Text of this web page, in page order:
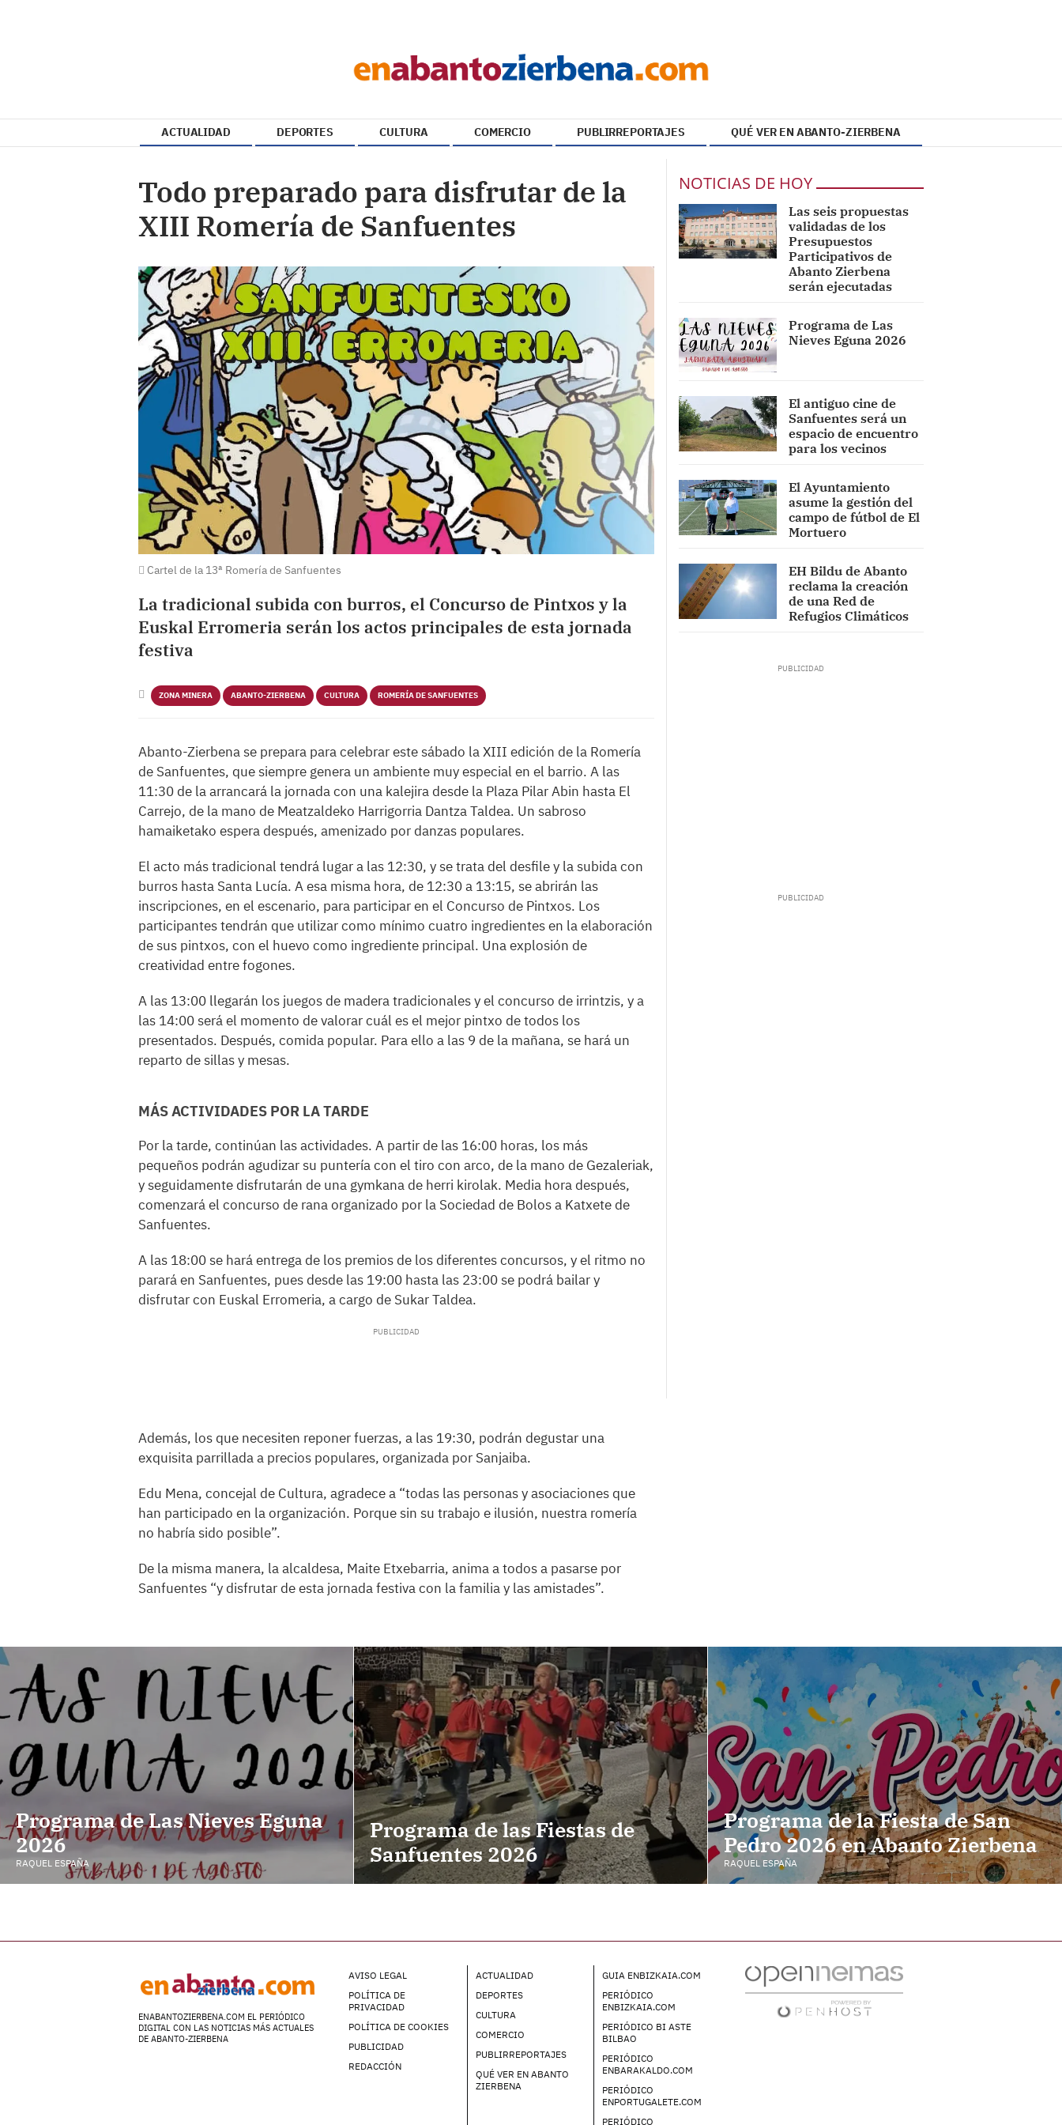
ACTUALIDAD DEPORTES CULTURA COMERCIO PUBLIRREPORTAJES QUÉ VER EN ABANTO-ZIERBENA
Todo preparado para disfrutar de la
XIII Romería de Sanfuentes
Cartel de la 13ª Romería de Sanfuentes
La tradicional subida con burros, el Concurso de Pintxos y la
Euskal Erromeria serán los actos principales de esta jornada
festiva
ZONA MINERA ABANTO-ZIERBENA CULTURA ROMERÍA DE SANFUENTES
Abanto-Zierbena se prepara para celebrar este sábado la XIII edición de la Romería
de Sanfuentes, que siempre genera un ambiente muy especial en el barrio. A las
11:30 de la arrancará la jornada con una kalejira desde la Plaza Pilar Abin hasta El
Carrejo, de la mano de Meatzaldeko Harrigorria Dantza Taldea. Un sabroso
hamaiketako espera después, amenizado por danzas populares.
El acto más tradicional tendrá lugar a las 12:30, y se trata del desfile y la subida con
burros hasta Santa Lucía. A esa misma hora, de 12:30 a 13:15, se abrirán las
inscripciones, en el escenario, para participar en el Concurso de Pintxos. Los
participantes tendrán que utilizar como mínimo cuatro ingredientes en la elaboración
de sus pintxos, con el huevo como ingrediente principal. Una explosión de
creatividad entre fogones.
A las 13:00 llegarán los juegos de madera tradicionales y el concurso de irrintzis, y a
las 14:00 será el momento de valorar cuál es el mejor pintxo de todos los
presentados. Después, comida popular. Para ello a las 9 de la mañana, se hará un
reparto de sillas y mesas.
MÁS ACTIVIDADES POR LA TARDE
Por la tarde, continúan las actividades. A partir de las 16:00 horas, los más
pequeños podrán agudizar su puntería con el tiro con arco, de la mano de Gezaleriak,
y seguidamente disfrutarán de una gymkana de herri kirolak. Media hora después,
comenzará el concurso de rana organizado por la Sociedad de Bolos a Katxete de
Sanfuentes.
A las 18:00 se hará entrega de los premios de los diferentes concursos, y el ritmo no
parará en Sanfuentes, pues desde las 19:00 hasta las 23:00 se podrá bailar y
disfrutar con Euskal Erromeria, a cargo de Sukar Taldea.
Además, los que necesiten reponer fuerzas, a las 19:30, podrán degustar una
exquisita parrillada a precios populares, organizada por Sanjaiba.
Edu Mena, concejal de Cultura, agradece a “todas las personas y asociaciones que
han participado en la organización. Porque sin su trabajo e ilusión, nuestra romería
no habría sido posible”.
De la misma manera, la alcaldesa, Maite Etxebarria, anima a todos a pasarse por
Sanfuentes “y disfrutar de esta jornada festiva con la familia y las amistades”.
NOTICIAS DE HOY
Las seis propuestas
validadas de los
Presupuestos
Participativos de
Abanto Zierbena
serán ejecutadas
Programa de Las
Nieves Eguna 2026
El antiguo cine de
Sanfuentes será un
espacio de encuentro
para los vecinos
El Ayuntamiento
asume la gestión del
campo de fútbol de El
Mortuero
EH Bildu de Abanto
reclama la creación
de una Red de
Refugios Climáticos
Programa de Las Nieves Eguna
2026
RAQUEL ESPAÑA
Programa de las Fiestas de
Sanfuentes 2026
Programa de la Fiesta de San
Pedro 2026 en Abanto Zierbena
RAQUEL ESPAÑA
ENABANTOZIERBENA.COM EL PERIÓDICO
DIGITAL CON LAS NOTICIAS MÁS ACTUALES
DE ABANTO-ZIERBENA
AVISO LEGAL
POLÍTICA DE
PRIVACIDAD
POLÍTICA DE COOKIES
PUBLICIDAD
REDACCIÓN
ACTUALIDAD
DEPORTES
CULTURA
COMERCIO
PUBLIRREPORTAJES
QUÉ VER EN ABANTO
ZIERBENA
GUIA ENBIZKAIA.COM
PERIÓDICO
ENBIZKAIA.COM
PERIÓDICO BI ASTE
BILBAO
PERIÓDICO
ENBARAKALDO.COM
PERIÓDICO
ENPORTUGALETE.COM
PERIÓDICO